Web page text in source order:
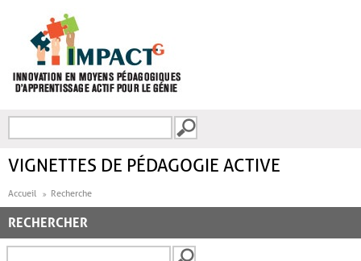
FORMULAIRE DE
VIGNETTES DE PÉDAGOGIE ACTIVE
Accueil Recherche
RECHERCHER